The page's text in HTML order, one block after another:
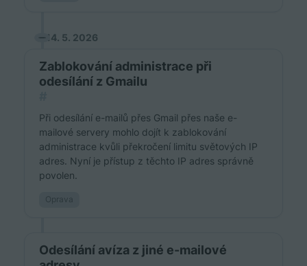
14. 5. 2026
Zablokování administrace při
odesílání z Gmailu
Při odesílání e-mailů přes Gmail přes naše e-
mailové servery mohlo dojít k zablokování
administrace kvůli překročení limitu světových IP
adres. Nyní je přístup z těchto IP adres správně
povolen.
Oprava
Odesílání avíza z jiné e-mailové